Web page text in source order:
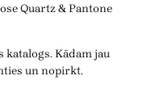
Quartz & Pantone
katalogs. Kādam jau
un nopirkt.